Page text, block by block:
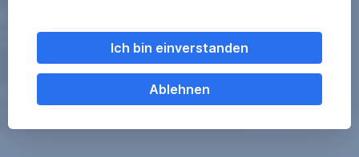
Ich bin einverstanden
Ablehnen